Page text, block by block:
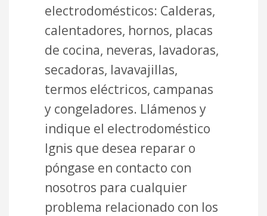
electrodomésticos: Calderas,
calentadores, hornos, placas
de cocina, neveras, lavadoras,
secadoras, lavavajillas,
termos eléctricos, campanas
y congeladores. Llámenos y
indique el electrodoméstico
Ignis que desea reparar o
póngase en contacto con
nosotros para cualquier
problema relacionado con los